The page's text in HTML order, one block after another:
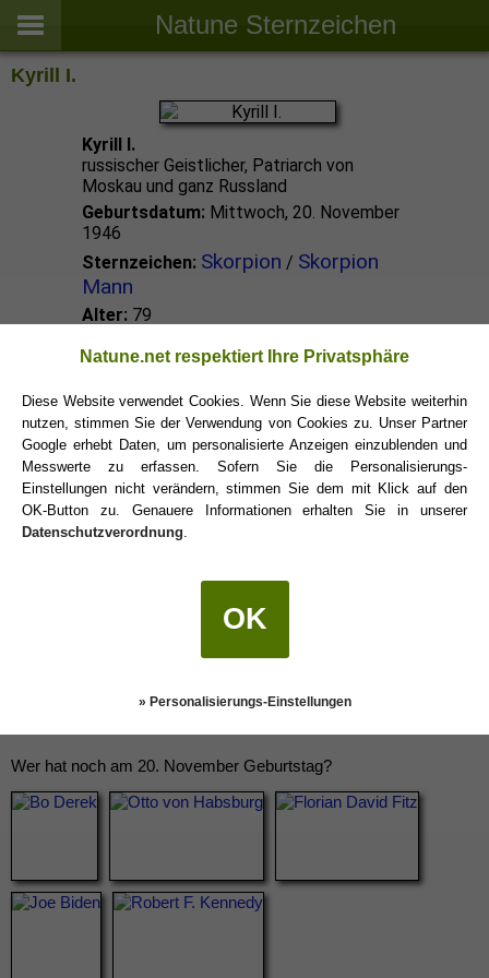
Natune Sternzeichen
Kyrill I.
Kyrill I.
russischer Geistlicher, Patriarch von
Moskau und ganz Russland
Geburtsdatum: Mittwoch, 20. November
1946
Sternzeichen: Skorpion / Skorpion
Mann
Alter: 79
Skorpion Promis
Skorpion Sternzeichen
Wer hat noch am 20. November Geburtstag?
Natune.net respektiert Ihre Privatsphäre
Diese Website verwendet Cookies. Wenn Sie diese Website weiterhin
nutzen, stimmen Sie der Verwendung von Cookies zu. Unser Partner
Google erhebt Daten, um personalisierte Anzeigen einzublenden und
Messwerte zu erfassen. Sofern Sie die Personalisierungs-
Einstellungen nicht verändern, stimmen Sie dem mit Klick auf den
OK-Button zu. Genauere Informationen erhalten Sie in unserer
Datenschutzverordnung.
OK
» Personalisierungs-Einstellungen